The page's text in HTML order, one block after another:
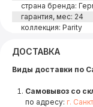
страна бренда:
гарантия, мес: 24
коллекция: Parity
ДОСТАВКА
Виды доставки по
Самовывоз со
по адресу: г.